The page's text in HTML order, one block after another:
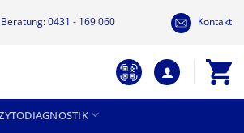
0431 - 169 060 Kontakt